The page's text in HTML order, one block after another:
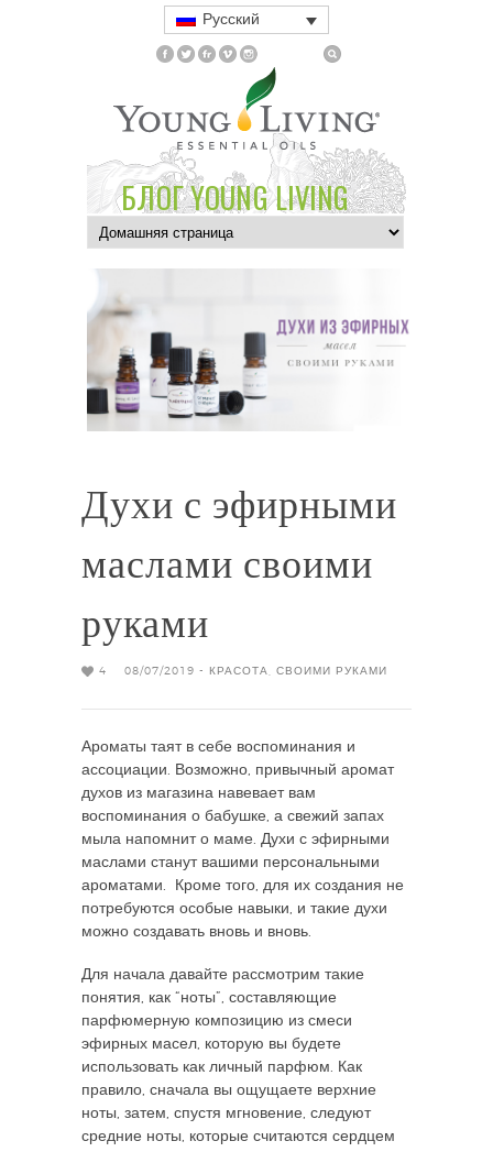
Русский
БЛОГ YOUNG LIVING
Духи с эфирными
маслами своими
руками
4 08/07/2019 - КРАСОТА СВОИМИ РУКАМИ
Ароматы таят в себе воспоминания и
ассоциации. Возможно, привычный аромат
духов из магазина навевает вам
воспоминания о бабушке, а свежий запах
мыла напомнит о маме. Духи с эфирными
маслами станут вашими персональными
ароматами. Кроме того, для их создания не
потребуются особые навыки, и такие духи
можно создавать вновь и вновь.
Для начала давайте рассмотрим такие
понятия, как “ноты”, составляющие
парфюмерную композицию из смеси
эфирных масел, которую вы будете
использовать как личный парфюм. Как
правило, сначала вы ощущаете верхние
ноты, затем, спустя мгновение, следуют
средние ноты, которые считаются сердцем